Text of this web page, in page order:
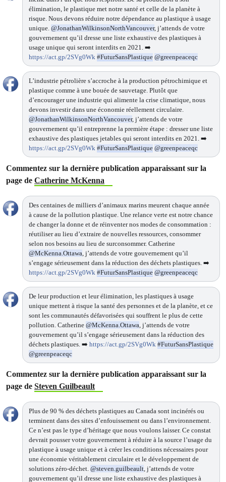
élimination, le plastique met notre santé et celle de la planète à
risque. Nous devons réduire notre dépendance au plastique à usage
unique. @JonathanWilkinsonNorthVancouver, j’attends de votre
gouvernement qu’il dresse une liste exhaustive des plastiques à
usage unique qui seront interdits en 2021. ➡️
https://act.gp/2SVg0Wk #FuturSansPlastique @greenpeaceqc
L’industrie pétrolière s’accroche à la production pétrochimique et
plastique comme à une bouée de sauvetage. Plutôt que
d’encourager une industrie qui alimente la crise climatique, nous
devons investir dans une économie réellement circulaire.
@JonathanWilkinsonNorthVancouver, j’attends de votre
gouvernement qu’il entreprenne la première étape : dresser une liste
exhaustive des plastiques jetables qui seront interdits en 2021. ➡️
https://act.gp/2SVg0Wk #FuturSansPlastique @greenpeaceqc
Commentez sur la dernière publication apparaissant sur la
page de Catherine McKenna
Des centaines de milliers d’animaux marins meurent chaque année
à cause de la pollution plastique. Une relance verte est notre chance
de changer la donne et de réinventer nos modes de consommation :
réutiliser au lieu d’extraire de nouvelles ressources, consommer
selon nos besoins au lieu de surconsommer. Catherine
@McKenna.Ottawa, j’attends de votre gouvernement qu’il
s’engage sérieusement dans la réduction des déchets plastiques. ➡️
https://act.gp/2SVg0Wk #FuturSansPlastique @greenpeaceqc
De leur production et leur élimination, les plastiques à usage
unique mettent à risque la santé des personnes et de la planète, et ce
sont les communautés défavorisées qui souffrent le plus de cette
pollution. Catherine @McKenna.Ottawa, j’attends de votre
gouvernement qu’il s’engage sérieusement dans la réduction des
déchets plastiques. ➡️ https://act.gp/2SVg0Wk #FuturSansPlastique
@greenpeaceqc
Commentez sur la dernière publication apparaissant sur la
page de Steven Guilbeault
Plus de 90 % des déchets plastiques au Canada sont incinérés ou
terminent dans des sites d’enfouissement ou dans l’environnement.
Ce n’est pas le type d’héritage que nous voulons laisser. Ce constat
devrait pousser votre gouvernement à réduire à la source l’usage du
plastique à usage unique et à créer les conditions nécessaires pour
une économie véritablement circulaire et le développement de
solutions zéro-déchet. @steven.guilbeault, j’attends de votre
gouvernement qu’il dresse une liste exhaustive des plastiques à